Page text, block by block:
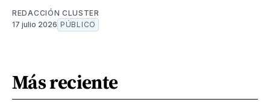
REDACCIÓN CLUSTER
17 julio 2026 PÚBLICO
Más reciente